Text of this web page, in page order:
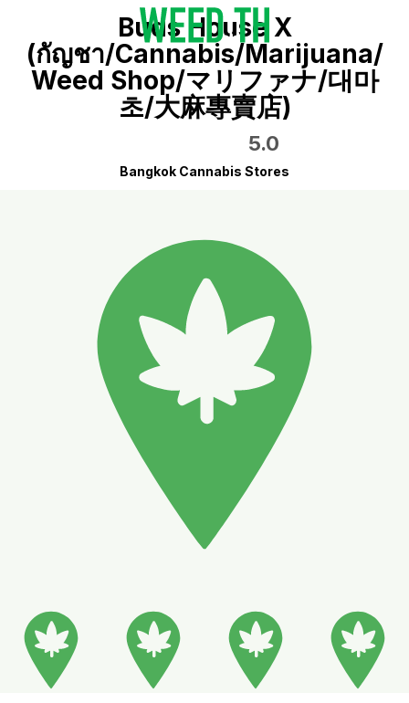
Buds House X
(กัญชา/Cannabis/Marijuana/
Weed Shop/マリファナ/대마
초/大麻專賣店)
5.0
Bangkok Cannabis Stores